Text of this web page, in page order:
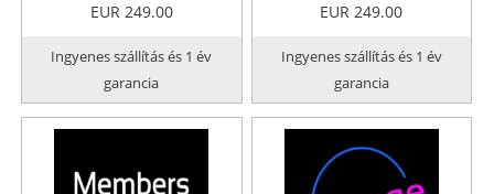
EUR 249.00
Ingyenes szállítás és 1 év
garancia
EUR 249.00
Ingyenes szállítás és 1 év
garancia